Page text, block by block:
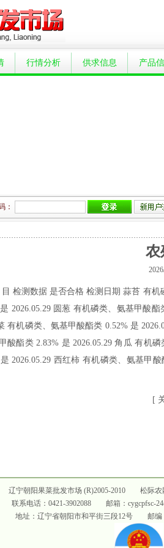
行情分析 供求信息 产品
：
农
检测数据 是否合格 检测日期 蒜苔 有机
2026.05.29 圆葱 有机磷类、氨基甲酸
有机磷类、氨基甲酸酯类 0.52% 是
酸酯类 2.83% 是 2026.05.29 角瓜 有机
2026.05.29 西红柿 有机磷类、氨基甲
[
辽宁朝阳果菜批发市场 (R)2005-2010 松际农
联系电话：0421-3902088 邮箱：cygcpfsc-
地址：辽宁省朝阳市和平街三段12号 邮编